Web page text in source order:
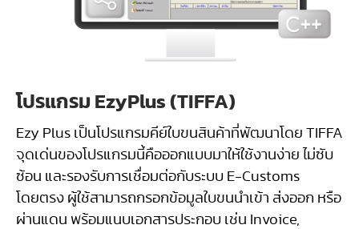
โปรแกรม EzyPlus (TIFFA)
Ezy Plus เป็นโปรแกรมคีย์ใบขนสินค้าที่พัฒนาโดย TIFFA
จุดเด่นของโปรแกรมนี้คือออกแบบมาให้ใช้งานง่าย ไม่ซับ
ซ้อน และรองรับการเชื่อมต่อกับระบบ E-Customs
โดยตรง ผู้ใช้สามารถกรอกข้อมูลใบขนนำเข้า ส่งออก หรือ
ผ่านแดน พร้อมแนบเอกสารประกอบ เช่น Invoice,